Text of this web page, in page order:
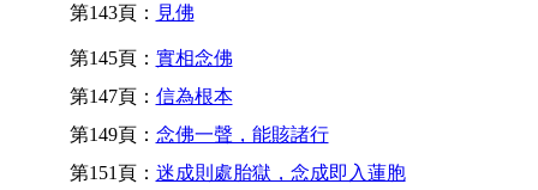
第143頁： 見佛
第145頁： 實相念佛
第147頁： 信為根本
第149頁： 念佛一聲，能賅諸行
第151頁： 迷成則處胎獄，念成即入蓮胞